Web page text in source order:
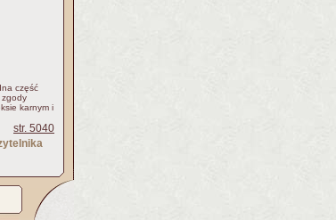
część
zgody
karnym i
str. 5040